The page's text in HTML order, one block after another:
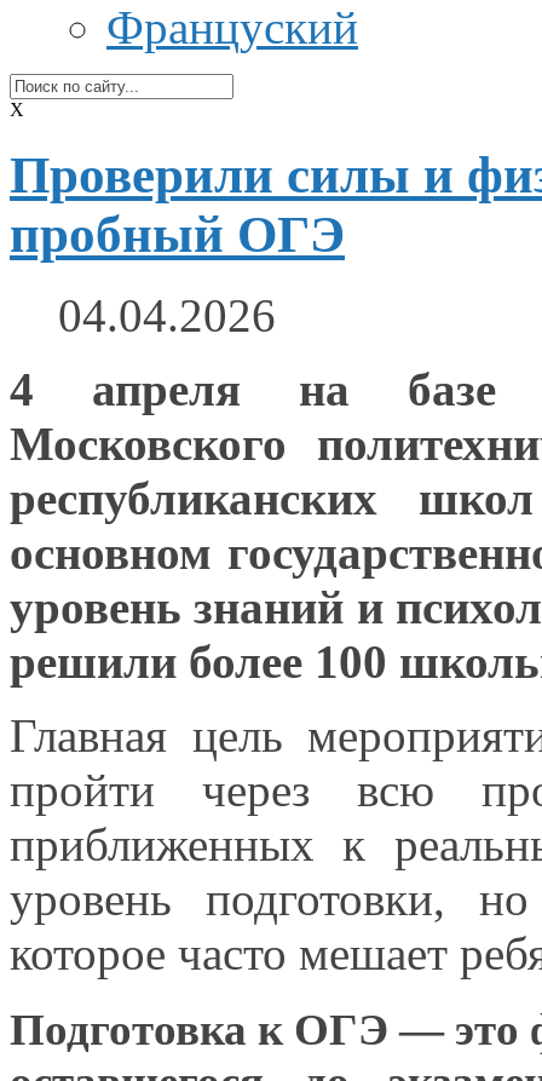
Француский
X
Проверили силы и
пробный ОГЭ
04.04.2026
4 апреля на базе
Московского
республиканских
основном
уровень знаний и
решили более 100
Главная цель
пройти через всю
приближенныхк
уровень подготовки,
которое часто мешает
Подготовка к ОГЭ — это